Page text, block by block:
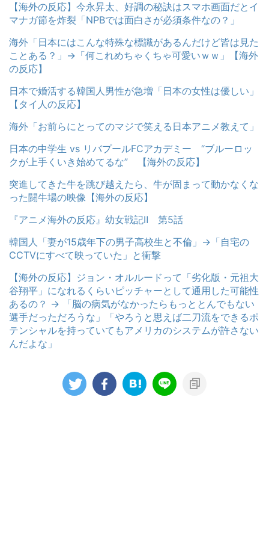
【海外の反応】今永昇太、好調の秘訣はスマホ画面だとイ
マナガ節を炸裂「NPBでは面白さが必須条件なの？」
海外「日本にはこんな特殊な標識があるんだけど皆は見た
ことある？」→「何これめちゃくちゃ可愛いｗｗ」【海外
の反応】
日本で婚活する韓国人男性が急増「日本の女性は優しい」
【タイ人の反応】
海外「お前らにとってのマジで笑える日本アニメ教えて」
日本の中学生 vs リバプールFCアカデミー “ブルーロッ
クが上手くいき始めてるな” 【海外の反応】
突進してきた牛を跳び越えたら、牛が固まって動かなくな
った闘牛場の映像【海外の反応】
『アニメ海外の反応』幼女戦記Ⅱ 第5話
韓国人「妻が15歳年下の男子高校生と不倫」→「自宅の
CCTVにすべて映っていた」と衝撃
【海外の反応】ジョン・オルルードって「劣化版・元祖大
谷翔平」になれるくらいピッチャーとして通用した可能性
あるの？ → 「脳の病気がなかったらもっととんでもない
選手だっただろうな」「やろうと思えば二刀流をできるポ
テンシャルを持っていてもアメリカのシステムが許さない
んだよな」